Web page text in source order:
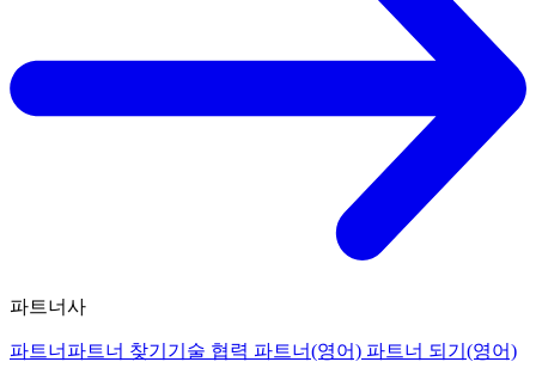
파트너사
파트너 파트너 찾기 기술 협력 파트너(영어) 파트너 되기(영어)